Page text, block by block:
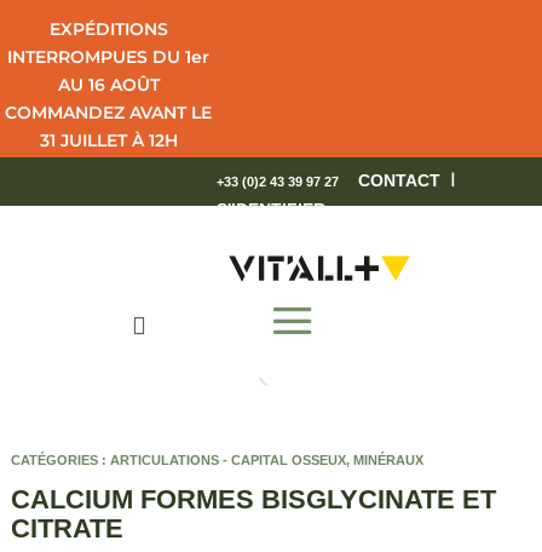
EXPÉDITIONS
INTERROMPUES DU 1er
AU 16 AOÛT
COMMANDEZ AVANT LE
31 JUILLET À 12H
+33 (0)2 43 39 97 27 CONTACT I
S'IDENTIFIER

CATÉGORIES : ARTICULATIONS - CAPITAL OSSEUX, MINÉRAUX
CALCIUM FORMES BISGLYCINATE ET
CITRATE